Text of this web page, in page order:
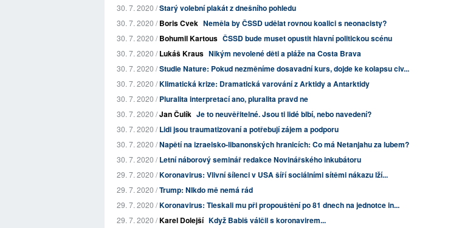
30. 7. 2020 /Starý volební plakát z dnešního pohledu
30. 7. 2020 /Boris Cvek Neměla by ČSSD udělat rovnou koalici s neonacisty?
30. 7. 2020 /Bohumil Kartous ČSSD bude muset opustit hlavní politickou scénu
30. 7. 2020 /Lukáš Kraus Nikým nevolené děti a pláže na Costa Brava
30. 7. 2020 /Studie Nature: Pokud nezměníme dosavadní kurs, dojde ke kolapsu civ...
30. 7. 2020 /Klimatická krize: Dramatická varování z Arktidy a Antarktidy
30. 7. 2020 /Pluralita interpretací ano, pluralita pravd ne
30. 7. 2020 /Jan Čulík Je to neuvěřitelné. Jsou ti lidé blbí, nebo navedení?
30. 7. 2020 /Lidi jsou traumatizovaní a potřebují zájem a podporu
30. 7. 2020 /Napětí na izraelsko-libanonských hranicích: Co má Netanjahu za lubem?
30. 7. 2020 /Letní náborový seminář redakce Novinářského inkubátoru
29. 7. 2020 /Koronavirus: Vlivní šílenci v USA šíří sociálními sítěmi nákazu lží...
29. 7. 2020 /Trump: NIkdo mě nemá rád
29. 7. 2020 /Koronavirus: Tleskali mu při propouštění po 81 dnech na jednotce in...
29. 7. 2020 /Karel Dolejší Když Babiš válčil s koronavirem...